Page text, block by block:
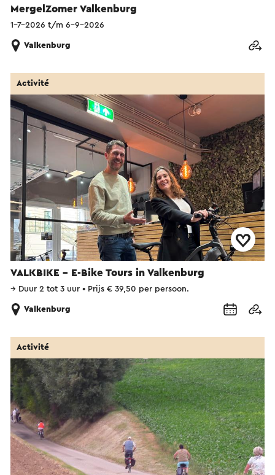
MergelZomer Valkenburg
1-7-2026 t/m 6-9-2026
Valkenburg
VALKBIKE - E-Bike Tours in Valkenburg
Activité
→ Duur 2 tot 3 uur • Prijs € 39,50 per persoon.
Valkenburg
Activité